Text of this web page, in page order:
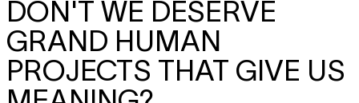
DON'T WE DESERVE
GRAND HUMAN
PROJECTS THAT GIVE US